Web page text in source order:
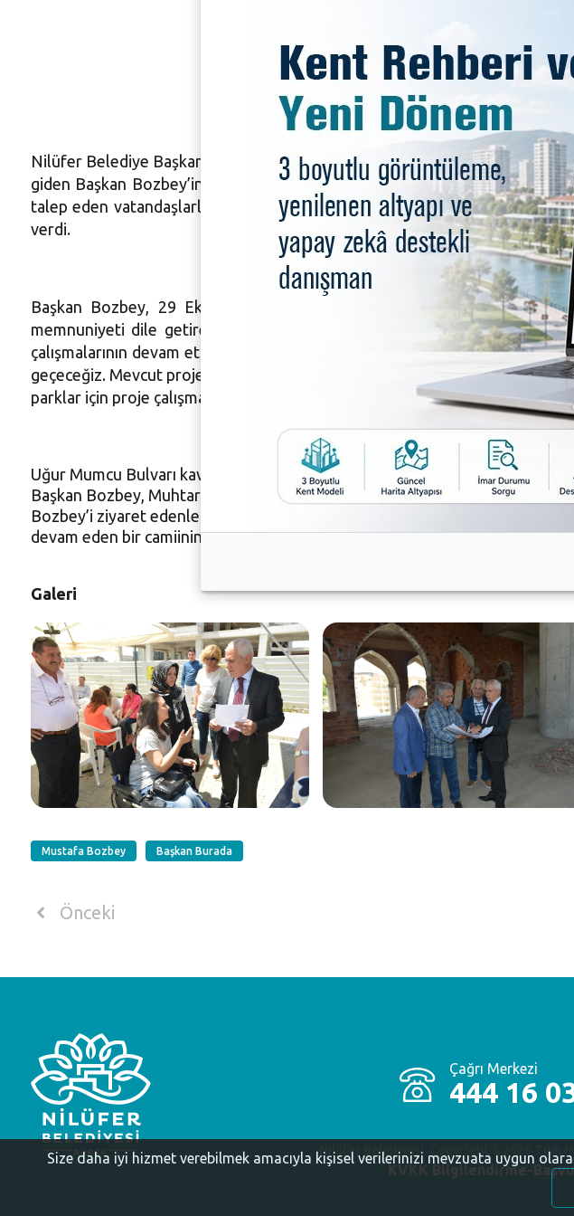
29 Ekim
Nilüfer Belediye Başkanı Mustafa Bozbey, makamını mahallelere
giden Başkan Bozbey’in bu haftaki durağı 29 Ekim Mahallesi oldu. Gün
talep eden vatandaşlarla da görüştü. Mahalle sakinlerinin talep ve
verdi.
Başkan Bozbey, 29 Ekim Mahalle Muhtarı İsmail Keskin ile de Başkan
memnuniyeti dile getiren Keskin, en büyük talebin park alanları ile
çalışmalarının devam ettiğini ifade eden Nilüfer Belediye Başkanı Mustafa
geçeceğiz. Mevcut projelerimize ek olarak 3 farklı noktada bölgesel nitelikte
parklar için proje çalışmasını başlattık. Ayrıca mahalleye kazandırmak
Uğur Mumcu Bulvarı kavşağında bulunan iki park alanının da mahalle
Başkan Bozbey, Muhtar İsmail Keskin ile görüşmesinin ardından
Bozbey’i ziyaret edenler arasındaydı. Dernek yönetimi verdiği destekler
devam eden bir camiinin inşaatını da yerinde inceledi.
Galeri
Mustafa Bozbey Başkan Burada
Önceki
Çağrı Merkezi
444 16
Nilüfer Belediyesi. Copyright ©2020 Tüm
KVKK Bilgilendirme-
Size daha iyi hizmet verebilmek amacıyla kişisel verilerinizi mevzuata uygun